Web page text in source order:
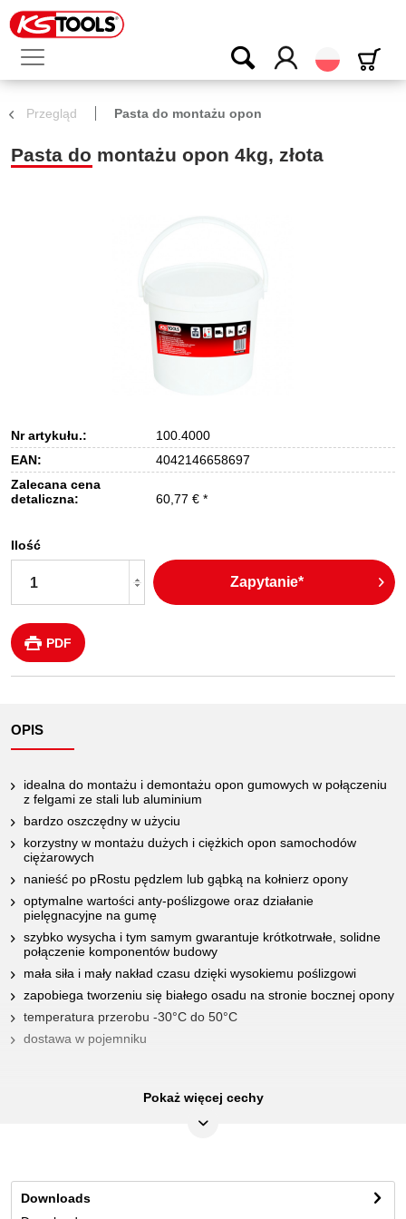
Polski
Przegląd Pasta do montażu opon
Pasta do montażu opon 4kg, złota
Nr artykułu.:
100.4000
EAN:
4042146658697
Zalecana cena
detaliczna:
60,77 € *
Ilość
Zapytanie*
PDF
OPIS
idealna do montażu i demontażu opon gumowych w połączeniu
z felgami ze stali lub aluminium
bardzo oszczędny w użyciu
korzystny w montażu dużych i ciężkich opon samochodów
ciężarowych
nanieść po pRostu pędzlem lub gąbką na kołnierz opony
optymalne wartości anty-poślizgowe oraz działanie
pielęgnacyjne na gumę
szybko wysycha i tym samym gwarantuje krótkotrwałe, solidne
połączenie komponentów budowy
mała siła i mały nakład czasu dzięki wysokiemu poślizgowi
zapobiega tworzeniu się białego osadu na stronie bocznej opony
temperatura przerobu -30°C do 50°C
dostawa w pojemniku
do wszystkich dużych i ciężkich opon np.
samochodów ciężarowych, rolniczych jak i opon przemysłowych,
nie dostosowany do montażu opon w samochodach osobowych i
Długość opakowania mm:
Pokaż więcej cechy
Downloads